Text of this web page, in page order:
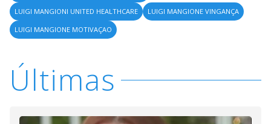
LUIGI MANGIONI UNITED HEALTHCARE
LUIGI MANGIONE VINGANÇA
LUIGI MANGIONE MOTIVAÇAO
Últimas